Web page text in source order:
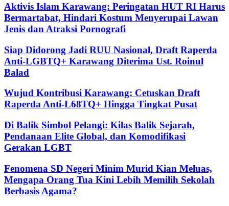
Aktivis Islam Karawang: Peringatan HUT RI Harus
Bermartabat, Hindari Kostum Menyerupai Lawan
Jenis dan Atraksi Pornografi
Siap Didorong Jadi RUU Nasional, Draft Raperda
Anti-LGBTQ+ Karawang Diterima Ust. Roinul
Balad
Wujud Kontribusi Karawang: Cetuskan Draft
Raperda Anti-L68TQ+ Hingga Tingkat Pusat
Di Balik Simbol Pelangi: Kilas Balik Sejarah,
Pendanaan Elite Global, dan Komodifikasi
Gerakan LGBT
Fenomena SD Negeri Minim Murid Kian Meluas,
Mengapa Orang Tua Kini Lebih Memilih Sekolah
Berbasis Agama?